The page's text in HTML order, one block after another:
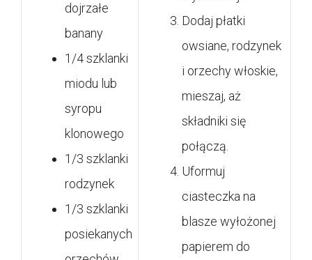
dojrzałe
banany
1/4 szklanki
miodu lub
syropu
klonowego
1/3 szklanki
rodzynek
1/3 szklanki
posiekanych
Dodaj płatki
owsiane, rodzynek
i orzechy włoskie,
mieszaj, aż
składniki się
połączą.
Uformuj
ciasteczka na
blasze wyłożonej
papierem do